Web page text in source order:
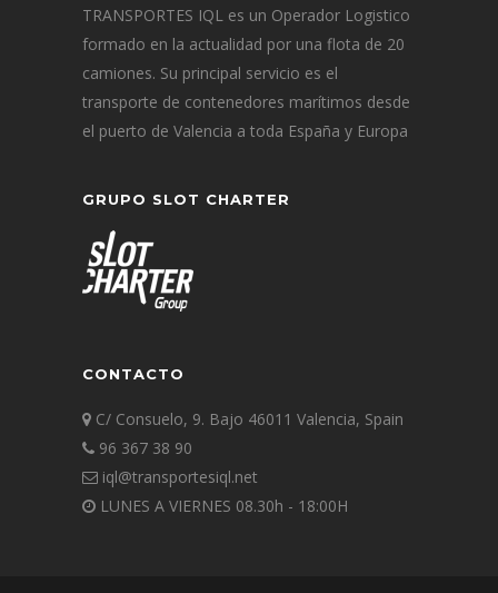
TRANSPORTES IQL es un Operador Logistico
formado en la actualidad por una flota de 20
camiones. Su principal servicio es el
transporte de contenedores marítimos desde
el puerto de Valencia a toda España y Europa
GRUPO SLOT CHARTER
CONTACTO
C/ Consuelo, 9. Bajo 46011 Valencia, Spain
96 367 38 90
iql@transportesiql.net
LUNES A VIERNES 08.30h - 18:00H